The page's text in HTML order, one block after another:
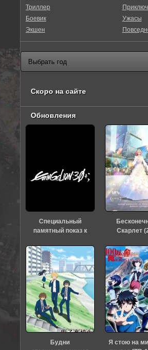
Триллер
Боевик
Экшен
Ужасы
Скоро на сайте
Обновления
Специальный
памятный показ к
«Евангелиона» (2026)
Скарлет
Будни
Я стою на